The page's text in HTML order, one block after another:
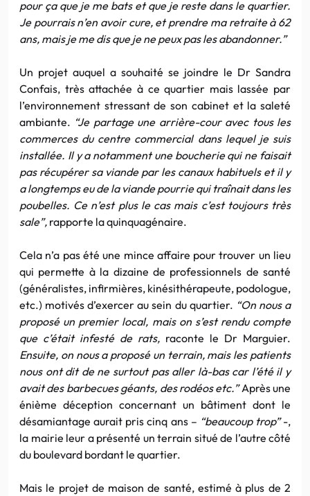
pour ça que je me bats et que je reste dans le quartier.
Je pourrais n’en avoir cure, et prendre ma retraite à 62
ans, mais je me dis que je ne peux pas les abandonner.”
Un projet auquel a souhaité se joindre le Dr Sandra
Confais, très attachée à ce quartier mais lassée par
l’environnement stressant de son cabinet et la saleté
ambiante. “Je partage une arrière-cour avec tous les
commerces du centre commercial dans lequel je suis
installée. Il y a notamment une boucherie qui ne faisait
pas récupérer sa viande par les canaux habituels et il y
a longtemps eu de la viande pourrie qui traînait dans les
poubelles. Ce n’est plus le cas mais c’est toujours très
sale”, rapporte la quinquagénaire.
Cela n’a pas été une mince affaire pour trouver un lieu
qui permette à la dizaine de professionnels de santé
(généralistes, infirmières, kinésithérapeute, podologue,
etc.) motivés d’exercer au sein du quartier. “On nous a
proposé un premier local, mais on s’est rendu compte
que c’était infesté de rats, raconte le Dr Marguier.
Ensuite, on nous a proposé un terrain, mais les patients
nous ont dit de ne surtout pas aller là-bas car l’été il y
avait des barbecues géants, des rodéos etc.”Après une
énième déception concernant un bâtiment dont le
désamiantage aurait pris cinq ans – “beaucoup trop”-,
la mairie leur a présenté un terrain situé de l’autre côté
du boulevard bordant le quartier.
Mais le projet de maison de santé, estimé à plus de 2